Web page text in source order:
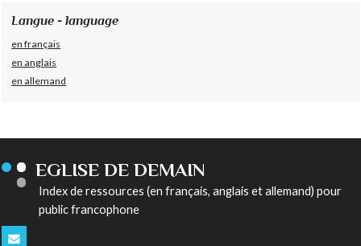
Langue - language
en français
en anglais
en allemand
EGLISE DE DEMAIN
Index de ressources (en français, anglais et allemand) pour
public francophone